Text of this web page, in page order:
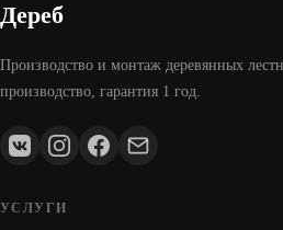
Дереб
Производство и монтаж деревянных
производство, гарантия 1 год.
УСЛУГИ